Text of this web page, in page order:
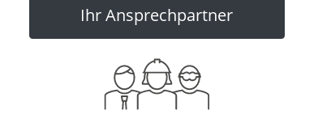
Ihr Ansprechpartner